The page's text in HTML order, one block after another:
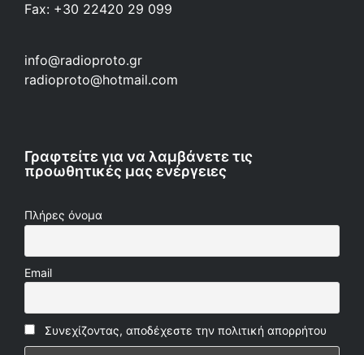
Fax: +30 22420 29 099
info@radioproto.gr
radioproto@hotmail.com
Γραφτείτε για να λαμβάνετε τις
προωθητικές μας ενέργειες
Πλήρες όνομα
Email
Συνεχίζοντας, αποδέχεστε την πολιτική απορρήτου